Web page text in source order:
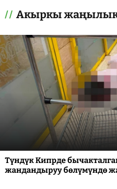
Акыркы
Түндүк Кипрде
жандандыруу бөлүмүндө